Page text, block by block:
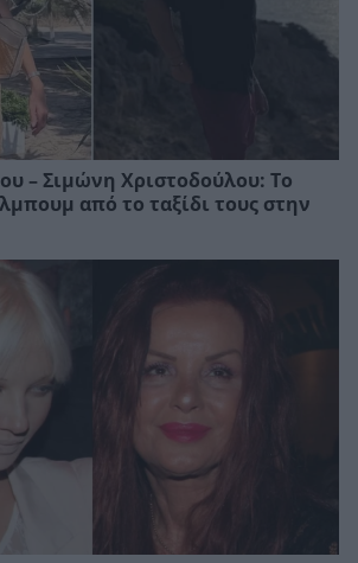
– Σιμώνη Χριστοδούλου: Το
από το ταξίδι τους στην